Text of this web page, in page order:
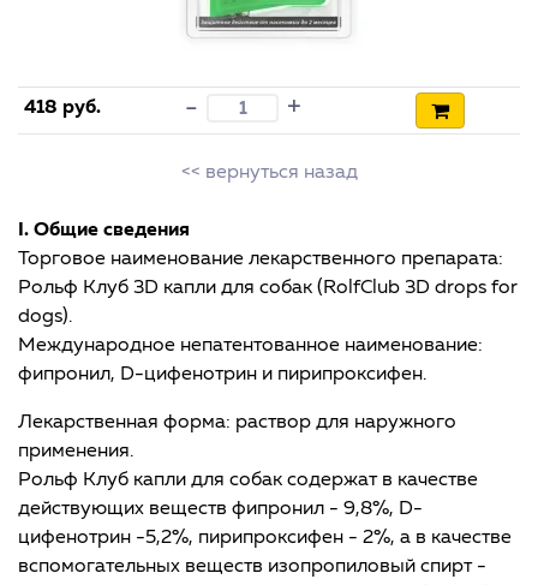
418 руб. - +
<< вернуться назад
I. Общие сведения
Торговое наименование лекарственного препарата:
Рольф Клуб 3D капли для собак (RolfClub 3D drops for
dogs).
Международное непатентованное наименование:
фипронил, D-цифенотрин и пирипроксифен.
Лекарственная форма: раствор для наружного
применения.
Рольф Клуб капли для собак содержат в качестве
действующих веществ фипронил - 9,8%, D-
цифенотрин -5,2%, пирипроксифен - 2%, а в качестве
вспомогательных веществ изопропиловый спирт -